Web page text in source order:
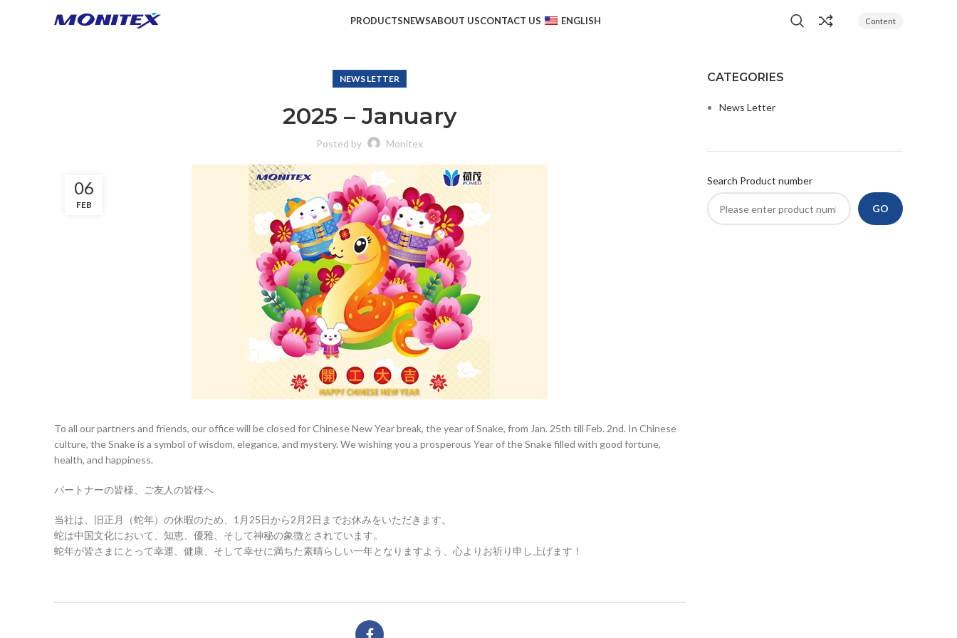
PRODUCTSNEWSABOUT USCONTACT US ENGLISH Content
NEWS LETTER
2025 – January
Posted by Monitex
06
FEB
To all our partners and friends, our office will be closed for Chinese New Year break, the year of Snake, from Jan. 25th till Feb. 2nd. In Chinese
culture, the Snake is a symbol of wisdom, elegance, and mystery. We wishing you a prosperous Year of the Snake filled with good fortune,
health, and happiness.
パートナーの皆様、ご友人の皆様へ
当社は、旧正月（蛇年）の休暇のため、1月25日から2月2日までお休みをいただきます。
蛇は中国文化において、知恵、優雅、そして神秘の象徴とされています。
蛇年が皆さまにとって幸運、健康、そして幸せに満ちた素晴らしい一年となりますよう、心よりお祈り申し上げます！
CATEGORIES
News Letter
Search Product number
GO